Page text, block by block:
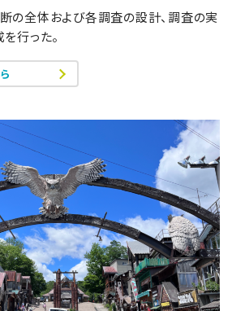
の全体および各調査の設計、調査の実
行った。